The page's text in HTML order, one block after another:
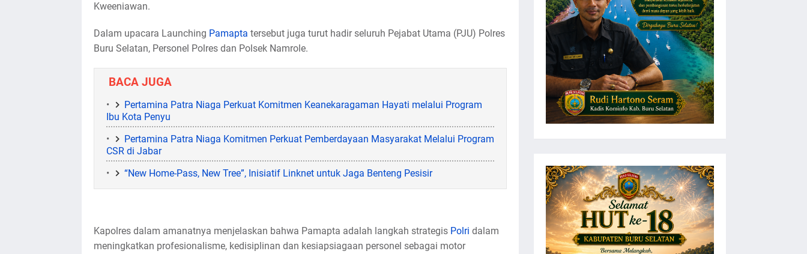
Kweeniawan.
Dalam upacara Launching Pamapta tersebut juga turut hadir seluruh Pejabat Utama (PJU) Polres
Buru Selatan, Personel Polres dan Polsek Namrole.
BACA JUGA
Pertamina Patra Niaga Perkuat Komitmen Keanekaragaman Hayati melalui Program
Ibu Kota Penyu
Pertamina Patra Niaga Komitmen Perkuat Pemberdayaan Masyarakat Melalui Program
CSR di Jabar
“New Home-Pass, New Tree”, Inisiatif Linknet untuk Jaga Benteng Pesisir
Kapolres dalam amanatnya menjelaskan bahwa Pamapta adalah langkah strategis Polri dalam
meningkatkan profesionalisme, kedisiplinan dan kesiapsiagaan personel sebagai motor